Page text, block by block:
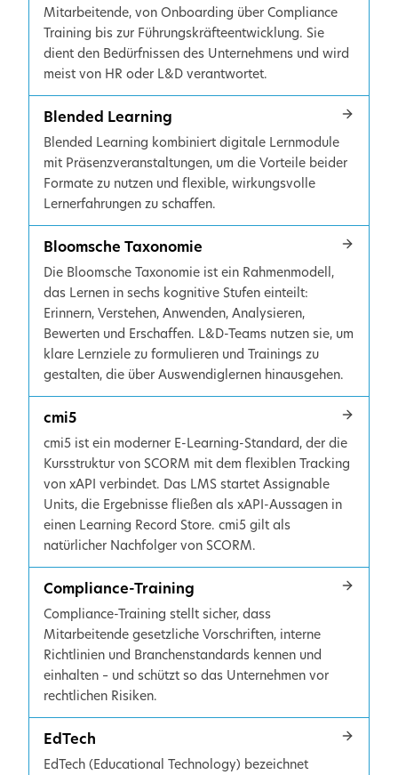
Mitarbeitende, von Onboarding über Compliance
Training bis zur Führungskräfteentwicklung. Sie
dient den Bedürfnissen des Unternehmens und wird
meist von HR oder L&D verantwortet.
Blended Learning
Blended Learning kombiniert digitale Lernmodule
mit Präsenzveranstaltungen, um die Vorteile beider
Formate zu nutzen und flexible, wirkungsvolle
Lernerfahrungen zu schaffen.
Bloomsche Taxonomie
Die Bloomsche Taxonomie ist ein Rahmenmodell,
das Lernen in sechs kognitive Stufen einteilt:
Erinnern, Verstehen, Anwenden, Analysieren,
Bewerten und Erschaffen. L&D-Teams nutzen sie, um
klare Lernziele zu formulieren und Trainings zu
gestalten, die über Auswendiglernen hinausgehen.
cmi5
cmi5 ist ein moderner E-Learning-Standard, der die
Kursstruktur von SCORM mit dem flexiblen Tracking
von xAPI verbindet. Das LMS startet Assignable
Units, die Ergebnisse fließen als xAPI-Aussagen in
einen Learning Record Store. cmi5 gilt als
natürlicher Nachfolger von SCORM.
Compliance-Training
Compliance-Training stellt sicher, dass
Mitarbeitende gesetzliche Vorschriften, interne
Richtlinien und Branchenstandards kennen und
einhalten – und schützt so das Unternehmen vor
rechtlichen Risiken.
EdTech
EdTech (Educational Technology) bezeichnet